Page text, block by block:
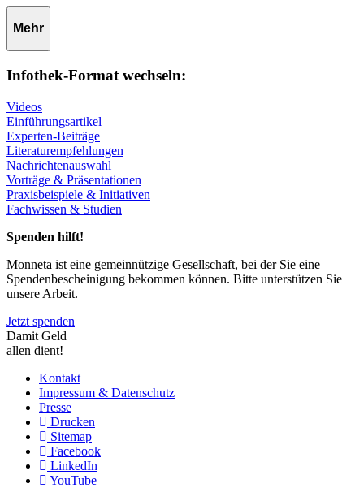
Mehr
Infothek-Format wechseln:
Videos
Einführungsartikel
Experten-Beiträge
Literaturempfehlungen
Nachrichtenauswahl
Vorträge & Präsentationen
Praxisbeispiele & Initiativen
Fachwissen & Studien
Spenden hilft!
Monneta ist eine gemeinnützige Gesellschaft, bei der Sie eine
Spendenbescheinigung bekommen können. Bitte unterstützen Sie
unsere Arbeit.
Jetzt spenden
Damit Geld
allen dient!
Kontakt
Impressum & Datenschutz
Presse
Drucken
Sitemap
Facebook
LinkedIn
YouTube